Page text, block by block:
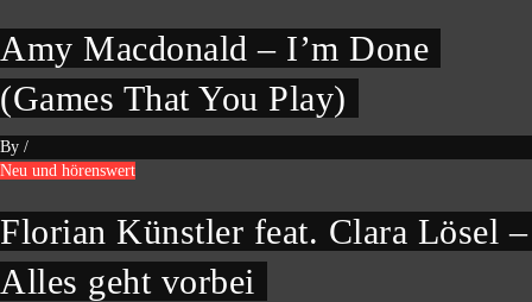
Amy Macdonald – I’m Done
(Games That You Play)
By /
Neu und hörenswert
Florian Künstler feat. Clara Lösel –
Alles geht vorbei